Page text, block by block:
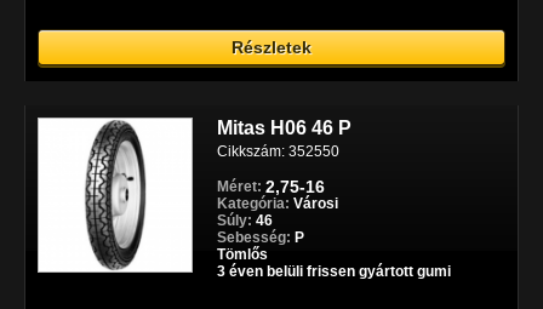
Részletek
Mitas H06 46 P
Cikkszám: 352550
Méret: 2,75-16
Kategória: Városi
Súly: 46
Sebesség: P
Tömlős
3 éven belüli frissen gyártott gumi